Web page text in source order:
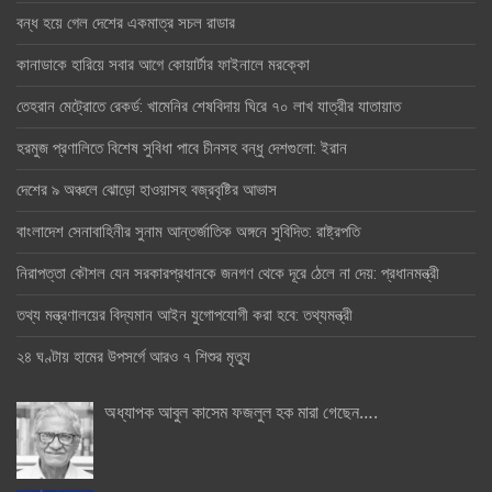
বন্ধ হয়ে গেল দেশের একমাত্র সচল রাডার
কানাডাকে হারিয়ে সবার আগে কোয়ার্টার ফাইনালে মরক্কো
তেহরান মেট্রোতে রেকর্ড: খামেনির শেষবিদায় ঘিরে ৭০ লাখ যাত্রীর যাতায়াত
হরমুজ প্রণালিতে বিশেষ সুবিধা পাবে চীনসহ বন্ধু দেশগুলো: ইরান
দেশের ৯ অঞ্চলে ঝোড়ো হাওয়াসহ বজ্রবৃষ্টির আভাস
বাংলাদেশ সেনাবাহিনীর সুনাম আন্তর্জাতিক অঙ্গনে সুবিদিত: রাষ্ট্রপতি
নিরাপত্তা কৌশল যেন সরকারপ্রধানকে জনগণ থেকে দূরে ঠেলে না দেয়: প্রধানমন্ত্রী
তথ্য মন্ত্রণালয়ের বিদ্যমান আইন যুগোপযোগী করা হবে: তথ্যমন্ত্রী
২৪ ঘণ্টায় হামের উপসর্গে আরও ৭ শিশুর মৃত্যু
অধ্যাপক আবুল কাসেম ফজলুল হক মারা গেছেন….